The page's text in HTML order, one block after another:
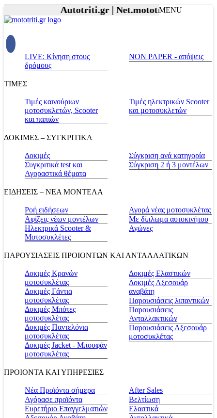
Autotriti.gr | Net.mototriti.gr |
MENU
LIVE: Κίνηση στους
δρόμους
NON PAPER - απόψεις
ΤΙΜΕΣ
Τιμές καινούριων
μοτοσυκλετών, Scooter
και παπιών
Τιμές ηλεκτρικών Scooter
και μοτοσυκλετών
ΔΟΚΙΜΕΣ – ΣΥΓΚΡΙΤΙΚΑ
Δοκιμές
Συγκριτικά test και
Αγοραστικά θέματα
Σύγκριση ανά κατηγορία
Σύγκριση 2 ή 3 μοντέλων
ΕΙΔΗΣΕΙΣ – ΝΕΑ ΜΟΝΤΕΛΑ
Ροή ειδήσεων
Αφίξεις νέων μοντέλων
Ηλεκτρικά Scooter &
Μοτοσυκλέτες
Αγορά νέας μοτοσυκλέτας
Με δίπλωμα αυτοκινήτου
Αγώνες
ΠΑΡΟΥΣΙΑΣΕΙΣ ΠΡΟΙΟΝΤΩΝ ΚΑΙ ΑΝΤΑΛΛΑΤΙΚΩΝ
Δοκιμές Κρανών
μοτοσυκλέτας
Δοκιμές Γάντια
μοτοσυκλέτας
Δοκιμές Μπότες
μοτοσυκλέτας
Δοκιμές Παντελόνια
μοτοσυκλέτας
Δοκιμές Jacket - Μπουφάν
μοτοσυκλέτας
Δοκιμές Ελαστικών
Δοκιμές Αξεσουάρ
αναβάτη
Παρουσιάσεις λιπαντικών
Παρουσιάσεις
Ανταλλακτικών
Παρουσιάσεις Αξεσουάρ
μοτοσυκλέτας
ΠΡΟΙΟΝΤΑ ΚΑΙ ΥΠΗΡΕΣΙΕΣ
Νέα Προϊόντα σήμερα
Αγόρασε προϊόντα
Ευρετήριο Επαγγελματιών
Αfter Sales
Βελτίωση
Ελαστικά